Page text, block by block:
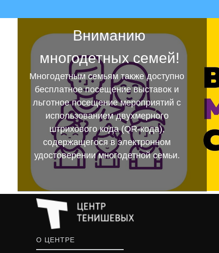
Вниманию
многодетных семей!
Многодетным семьям также доступно
бесплатное посещение выставок и
льготное посещение мероприятий с
использованием двухмерного
штрихового кода (QR-кода),
содержащегося в электронном
удостоверении многодетной семьи.
О ЦЕНТРЕ